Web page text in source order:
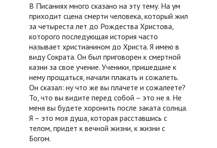
В Писаниях много сказано на эту тему. На ум
приходит сцена смерти человека, который жил
за четыреста лет до Рождества Христова,
которого последующая история часто
называет христианином до Христа. Я имею в
виду Сократа. Он был приговорен к смертной
казни за свое учение. Ученики, пришедшие к
нему прощаться, начали плакать и сожалеть.
Он сказал: ну что же вы плачете и сожалеете?
То, что вы видите перед собой – это не я. Не
меня вы будете хоронить после заката солнца.
Я – это моя душа, которая расставшись с
телом, придет к вечной жизни, к жизни с
Богом.